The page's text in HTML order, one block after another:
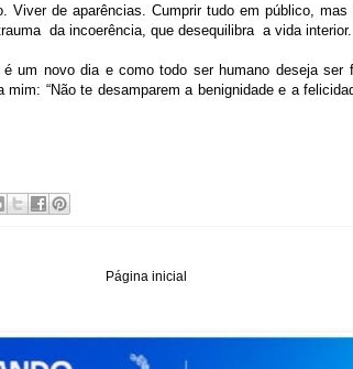
Viver de aparências. Cumprir tudo em público,
da incoerência, que desequilibra a vida interior.
um novo dia e como todo ser humano deseja
“Não te desamparem a benignidade e a
Página inicial